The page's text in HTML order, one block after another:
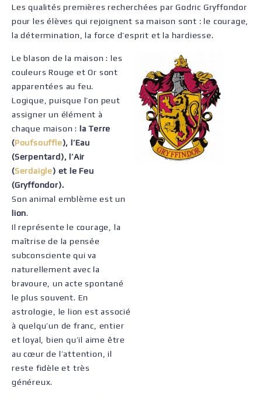
Les qualités premières recherchées par Godric Gryffondor
pour les élèves qui rejoignent sa maison sont : le courage,
la détermination, la force d’esprit et la hardiesse.
Le blason de la maison : les
couleurs Rouge et Or sont
apparentées au feu.
Logique, puisque l’on peut
assigner un élément à
chaque maison : la Terre
(Poufsouffle), l’Eau
(Serpentard), l’Air
(Serdaigle) et le Feu
(Gryffondor).
Son animal emblème est un
lion.
Il représente le courage, la
maîtrise de la pensée
subconsciente qui va
naturellement avec la
bravoure, un acte spontané
le plus souvent. En
astrologie, le lion est associé
à quelqu’un de franc, entier
et loyal, bien qu’il aime être
au cœur de l’attention, il
reste fidèle et très
généreux.